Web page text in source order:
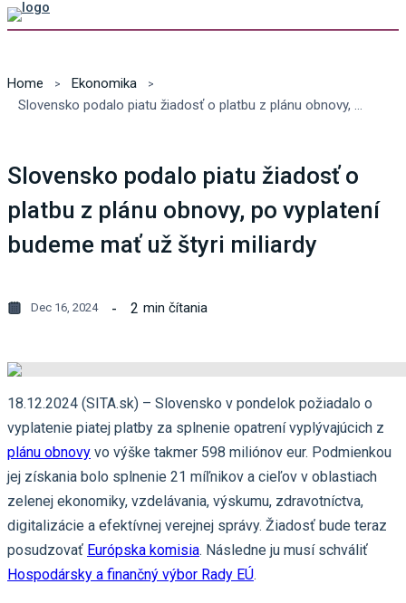
Home
Ekonomika
Slovensko podalo piatu žiadosť o platbu z plánu obnovy, po vyplatení budeme mať už štyri miliardy
Slovensko podalo piatu žiadosť o
platbu z plánu obnovy, po vyplatení
budeme mať už štyri miliardy
Dec 16, 2024 2 min čítania
18.12.2024 (SITA.sk) – Slovensko v pondelok požiadalo o
vyplatenie piatej platby za splnenie opatrení vyplývajúcich z
plánu obnovy vo výške takmer 598 miliónov eur. Podmienkou
jej získania bolo splnenie 21 míľnikov a cieľov v oblastiach
zelenej ekonomiky, vzdelávania, výskumu, zdravotníctva,
digitalizácie a efektívnej verejnej správy. Žiadosť bude teraz
posudzovať Európska komisia. Následne ju musí schváliť
Hospodársky a finančný výbor Rady EÚ.